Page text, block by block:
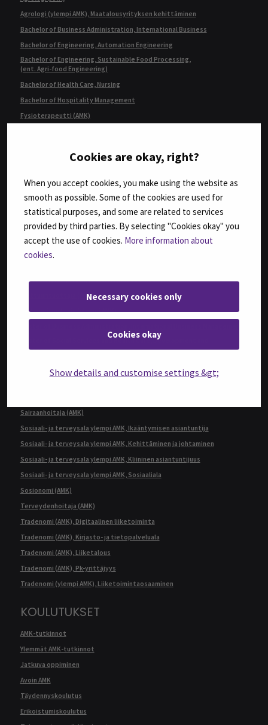
Cookies are okay, right?
When you accept cookies, you make using the website as
smooth as possible. Some of the cookies are used for
statistical purposes, and some are related to services
provided by third parties. By selecting "Cookies okay" you
accept the use of cookies. More information about
cookies.
Necessary cookies only
Cookies okay
Show details and customise settings &gt;
Agrologi (ylempi AMK), Maatalousyrityksen kehittäminen
Bachelor of Business Administration, International Business
Bachelor of Engineering, Automation Engineering
Bachelor of Engineering, Sustainable Food Processing,
(ent. Agri-food Engineering)
Bachelor of Health Care, Nursing
Bachelor of Hospitality Management
Fysioterapeutti (AMK)
Insinööri (AMK), Bio- ja elintarviketekniikka
kone- ja tuotantotekniikka tai auto- ja työkonetekniikka
Insinööri (AMK), Rakennustekniikka
Insinööri (AMK), Tietotekniikka
Insinööri (ylempi AMK), Automaatiotekniikka
Insinööri (ylempi AMK), Teknologiaosaamisen johtaminen
Kulttuurituottaja (AMK)
Kulttuurituottaja (ylempi AMK)
Master of Social Services and Health Care, Development and
Management
Sairaanhoitaja (AMK)
Sosiaali- ja terveysala ylempi AMK, Ikääntymisen asiantuntija
Sosiaali- ja terveysala ylempi AMK, Kehittäminen ja johtaminen
Sosiaali- ja terveysala ylempi AMK, Kliininen asiantuntijuus
Sosiaali- ja terveysala ylempi AMK, Sosiaaliala
Sosionomi (AMK)
Terveydenhoitaja (AMK)
Tradenomi (AMK), Digitaalinen liiketoiminta
Tradenomi (AMK), Kirjasto- ja tietopalveluala
Tradenomi (AMK), Liiketalous
Tradenomi (AMK), Pk-yrittäjyys
Tradenomi (ylempi AMK), Liiketoimintaosaaminen
KOULUTUKSET
AMK-tutkinnot
Ylemmät AMK-tutkinnot
Jatkuva oppiminen
Avoin AMK
Täydennyskoulutus
Erikoistumiskoulutus